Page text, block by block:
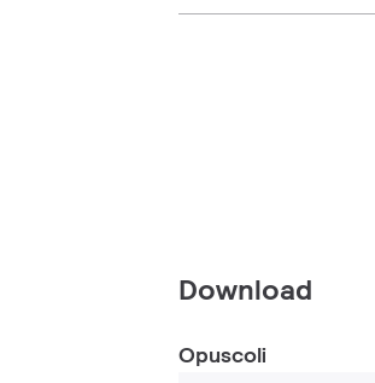
Download
Opuscoli